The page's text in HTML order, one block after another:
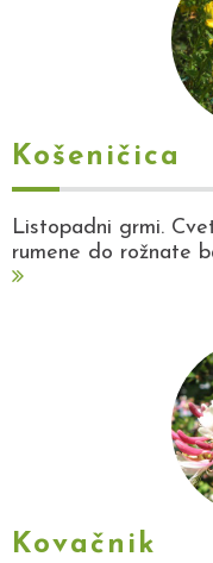
Košeničica
Listopadni grmi.
rumene do rožnate
Kovačnik